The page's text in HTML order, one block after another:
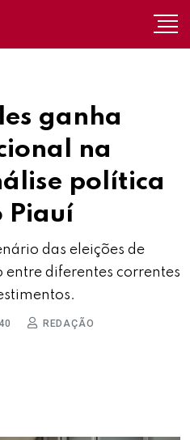
ganha
na
política
Piauí
das eleições de
diferentes correntes
REDAÇÃO